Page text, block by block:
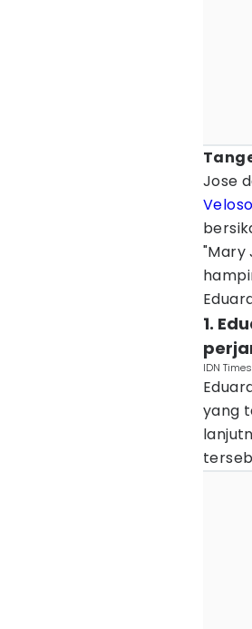
Jose
Veloso
"Mary
1.
IDN
yang